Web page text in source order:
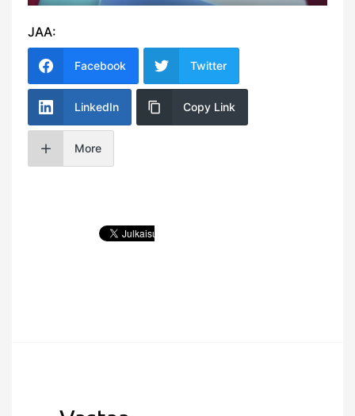
JAA:
Facebook Twitter
LinkedIn Copy Link
More